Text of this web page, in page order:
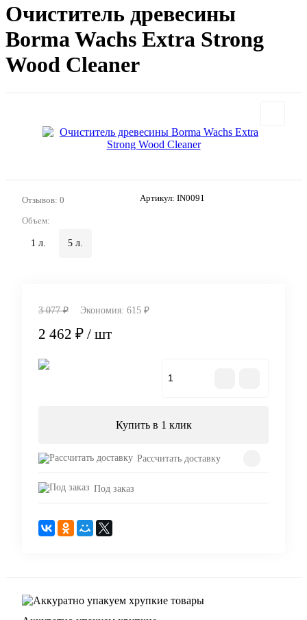
Очиститель древесины
Borma Wachs Extra Strong
Wood Cleaner
Отзывов: 0 Артикул: IN0091
Объем:
1 л. 5 л.
3 077 ₽ Экономия: 615 ₽
2 462 ₽ / шт
Купить в 1 клик
Рассчитать доставку
Под заказ